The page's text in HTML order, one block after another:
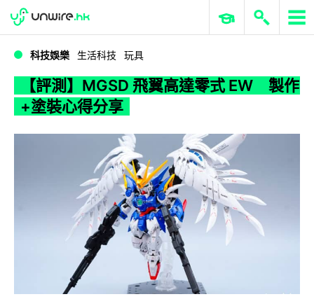
WWDC 2026 ERP 與商業 AI
科技娛樂 生活科技 玩具
【評測】MGSD 飛翼高達零式 EW 製作
+塗裝心得分享